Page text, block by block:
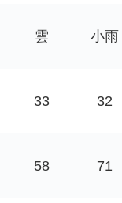
雲 小雨
33 32
58 71